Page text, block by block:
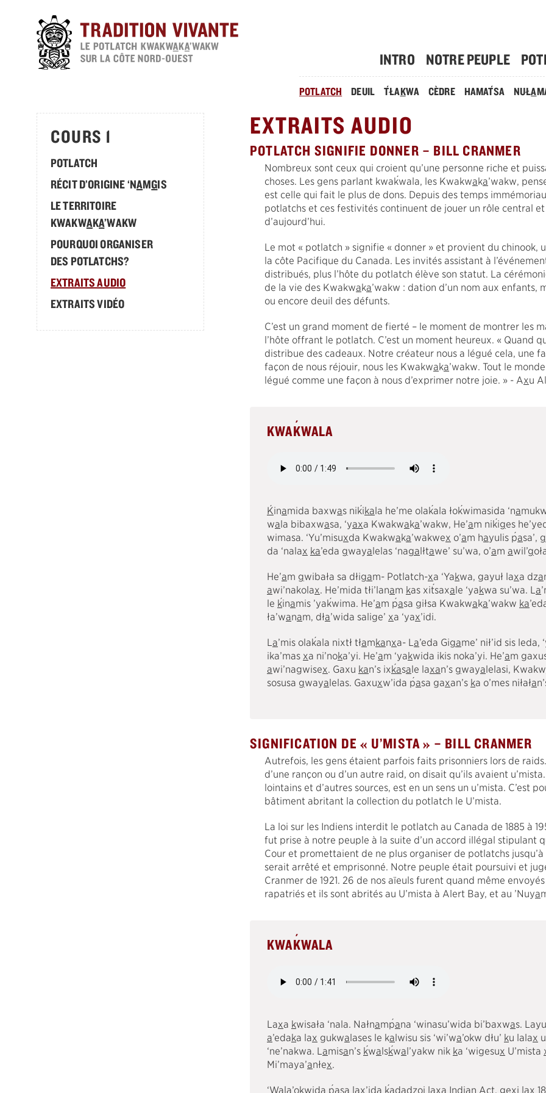
principal
INTRO NOTRE PEUPLE
POTLATCH DEUIL T
´ŁAKWA CÈDRE HAMAT
´SA NUŁA
EXTRAITS AUDIO
POTLATCH SIGNIFIE DONNER – BILL CRANMER
Nombreux sont ceux qui croient qu’une personne riche et
choses. Les gens parlant kwak
´wala, les Kwakwaka’wakw,
est celle qui fait le plus de dons. Depuis des temps
potlatchs et ces festivités continuent de jouer un rôle central
d’aujourd’hui.
Le mot « potlatch » signifie « donner » et provient du chinook,
la côte Pacifique du Canada. Les invités assistant à
distribués, plus l’hôte du potlatch élève son statut. La
de la vie des Kwakwaka’wakw : dation d’un nom aux
ou encore deuil des défunts.
C’est un grand moment de fierté – le moment de montrer les
l’hôte offrant le potlatch. C’est un moment heureux. « Quand
distribue des cadeaux. Notre créateur nous a légué cela, une
façon de nous réjouir, nous les Kwakwaka’wakw. Tout le
légué comme une façon à nous d’exprimer notre joie. » - Axu
KWAK
´WALA
K
´inamida baxwas nik
´ikala he’me olak
´ala łok
´wimasida ‘na
wala bibaxwasa, ‘yaxa Kwakwaka’wakw, He’am nik
´iges
wimasa. ‘Yu’misuxda Kwakwaka’wakwex o’am hayulis p
´asa’, g
da ‘nalax ka’eda gwayalelas ‘nagalłtawe’ su’wa, o’am awil’g
He’am gwibała sa dłigam- Potlatch-xa ‘Yakwa, gayuł laxa dza
awi’nakolax. He’mida tłi’lanam kas xit
´saxale ‘yakwa su’wa. La
le k
´inamis ’yak
´wima. He’am p
´asa giłsa Kwakwaka’wakw ka
ła’wanam, dła’wida salige’ xa ‘yax’idi.
La’mis olak
´ala nixtł tłamkanxa- La’eda Gigame’ nił’id sis leda,
ika’mas xa ni’noka’yi. He’am ‘yakwida ikis noka’yi. He’am
awi’nagwisex. Gaxu kan’s ixk
´asale laxan’s gwayalelasi, Kwakw
sosusa gwayalelas. Gaxuxw’ida p
´asa gaxan’s ka o’mes niłała
SIGNIFICATION DE « U’MISTA » – BILL CRANMER
Autrefois, les gens étaient parfois faits prisonniers lors de
d’une rançon ou d’un autre raid, on disait qu’ils avaient
lointains et d’autres sources, est en un sens un u’mista. C’est
bâtiment abritant la collection du potlatch le U’mista.
La loi sur les Indiens interdit le potlatch au Canada de 1885 à
fut prise à notre peuple à la suite d’un accord illégal stipulant
Cour et promettaient de ne plus organiser de potlatchs
serait arrêté et emprisonné. Notre peuple était poursuivi et
Cranmer de 1921. 26 de nos aïeuls furent quand même
rapatriés et ils sont abrités au U’mista à Alert Bay, et au ’Nuya
KWAK
´WALA
Laxa kwisała ‘nala. Nałnamp
´ana ‘winasu’wida bi’baxwas.
a’edaka lax gukwalases le kalwisu sis ‘wi’wa’okw dłu’ ku lalax u
‘ne’nakwa. Lamisan’s k
´walsk
´wal’yakw nik ka ‘wigesux U’mista
Mi’maya’anłex.
‘Wala’okwida p
´asa lax’ida k
´adadzoi laxa Indian Act. gexi lax
COURS 1
POTLATCH
RÉCIT D’ORIGINE ‘NAMGIS
LE TERRITOIRE
KWAKWAKA’WAKW
POURQUOI ORGANISER
DES POTLATCHS?
EXTRAITS AUDIO
EXTRAITS VIDÉO